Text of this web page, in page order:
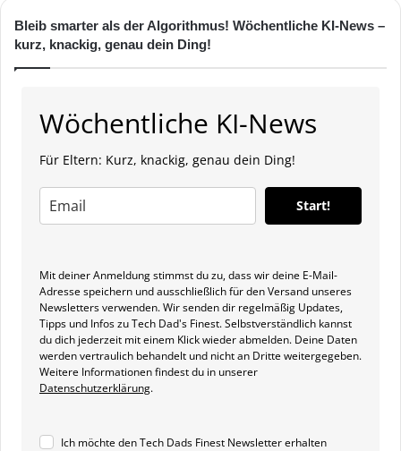
Bleib smarter als der Algorithmus! Wöchentliche KI-News –
kurz, knackig, genau dein Ding!
Wöchentliche KI-News
Für Eltern: Kurz, knackig, genau dein Ding!
Start!
Mit deiner Anmeldung stimmst du zu, dass wir deine E-Mail-
Adresse speichern und ausschließlich für den Versand unseres
Newsletters verwenden. Wir senden dir regelmäßig Updates,
Tipps und Infos zu Tech Dad's Finest. Selbstverständlich kannst
du dich jederzeit mit einem Klick wieder abmelden. Deine Daten
werden vertraulich behandelt und nicht an Dritte weitergegeben.
Weitere Informationen findest du in unserer
Datenschutzerklärung.
Ich möchte den Tech Dads Finest Newsletter erhalten